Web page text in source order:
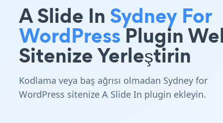
A Slide In Sydney For
WordPressPlugin
Sitenize Yerleştirin
Kodlama veya baş ağrısı olmadan Sydney for
WordPress sitenize A Slide In plugin ekleyin.